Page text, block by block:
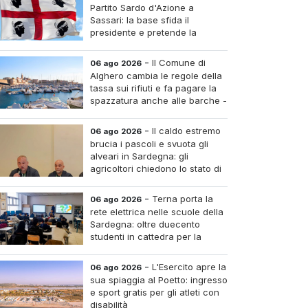
Partito Sardo d'Azione a
Sassari: la base sfida il
presidente e pretende la
06 ago 2026 - Il Comune di
Alghero cambia le regole della
tassa sui rifiuti e fa pagare la
spazzatura anche alle barche -
06 ago 2026 - Il caldo estremo
brucia i pascoli e svuota gli
alveari in Sardegna: gli
agricoltori chiedono lo stato di
06 ago 2026 - Terna porta la
rete elettrica nelle scuole della
Sardegna: oltre duecento
studenti in cattedra per la
06 ago 2026 - L'Esercito apre la
sua spiaggia al Poetto: ingresso
e sport gratis per gli atleti con
disabilità